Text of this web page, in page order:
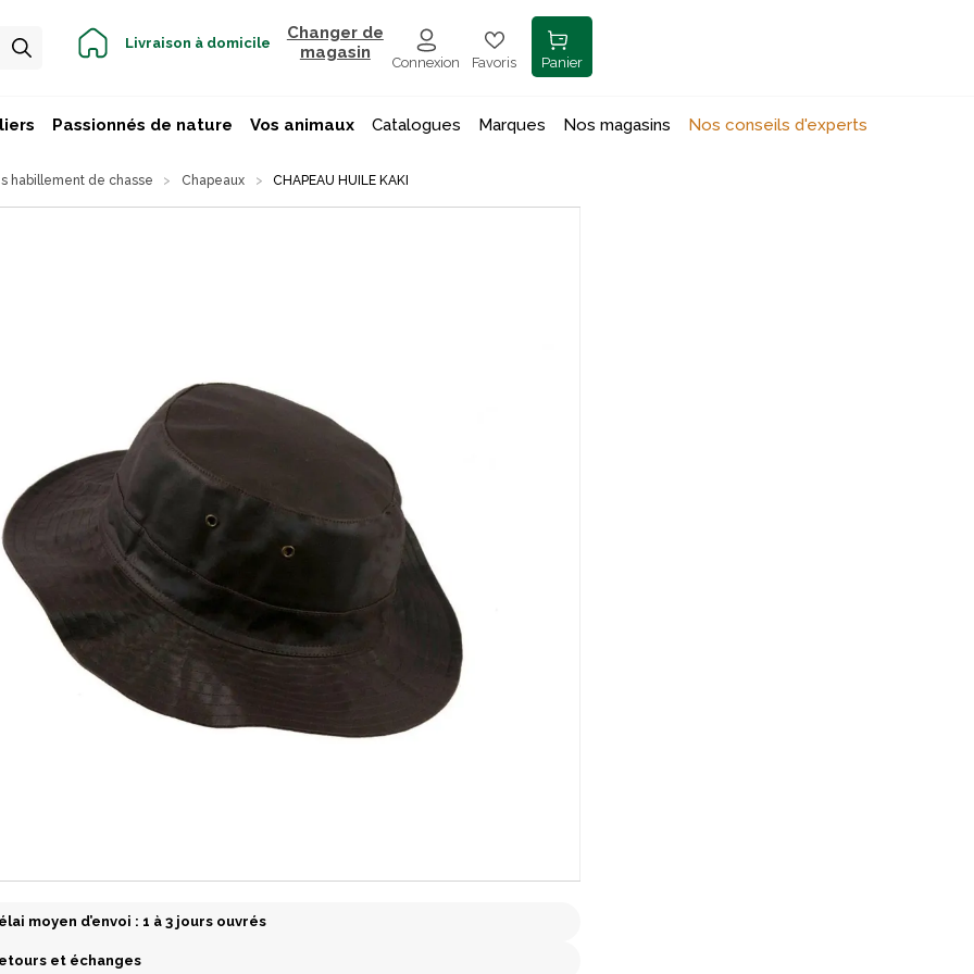
Livraison à domicile
Changer de
magasin
Connexion Favoris Panier
Passionnés de nature Vos animaux Catalogues Marques Nos magasins Nos conseils d'experts
habillement de chasse Chapeaux CHAPEAU HUILE KAKI
moyen d’envoi : 1 à 3 jours ouvrés
et échanges